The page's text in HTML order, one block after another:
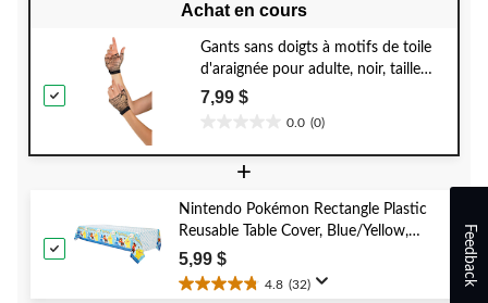
Achat en cours
Gants sans doigts à motifs de toile
d'araignée pour adulte, noir, taille
unique, accessoire de costume à
7,99 $
0.0 (0)
étoile(s)
+
Nintendo Pokémon Rectangle Plastic
Reusable Table Cover, Blue/Yellow,
54x96-in, for Birthday Party
5,99 $
4.8 (32)
4.8
Feedback